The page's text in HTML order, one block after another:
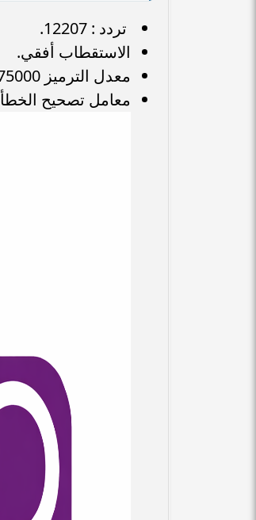
تردد : 12207.
الاستقطاب أفقي.
معدل الترميز 275000
معامل تصحيح الخطأ 5/6.